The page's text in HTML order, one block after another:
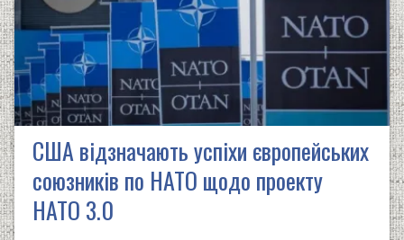
США відзначають успіхи європейських
союзників по НАТО щодо проекту
НАТО 3.0